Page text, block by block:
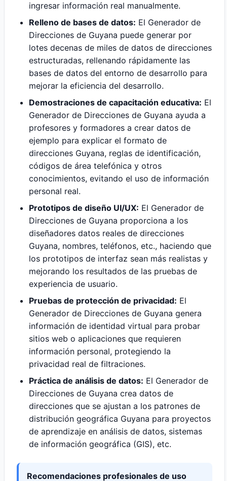
ingresar información real manualmente.
Relleno de bases de datos: El Generador de
Direcciones de Guyana puede generar por
lotes decenas de miles de datos de direcciones
estructuradas, rellenando rápidamente las
bases de datos del entorno de desarrollo para
mejorar la eficiencia del desarrollo.
Demostraciones de capacitación educativa: El
Generador de Direcciones de Guyana ayuda a
profesores y formadores a crear datos de
ejemplo para explicar el formato de
direcciones Guyana, reglas de identificación,
códigos de área telefónica y otros
conocimientos, evitando el uso de información
personal real.
Prototipos de diseño UI/UX: El Generador de
Direcciones de Guyana proporciona a los
diseñadores datos reales de direcciones
Guyana, nombres, teléfonos, etc., haciendo que
los prototipos de interfaz sean más realistas y
mejorando los resultados de las pruebas de
experiencia de usuario.
Pruebas de protección de privacidad: El
Generador de Direcciones de Guyana genera
información de identidad virtual para probar
sitios web o aplicaciones que requieren
información personal, protegiendo la
privacidad real de filtraciones.
Práctica de análisis de datos: El Generador de
Direcciones de Guyana crea datos de
direcciones que se ajustan a los patrones de
distribución geográfica Guyana para proyectos
de aprendizaje en análisis de datos, sistemas
de información geográfica (GIS), etc.
Recomendaciones profesionales de uso